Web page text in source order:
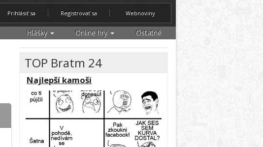
Prihlásiť sa Registrovať sa Webnoviny
Hlášky Online hry Ostatné
TOP Bratm 24
Najlepší kamoši